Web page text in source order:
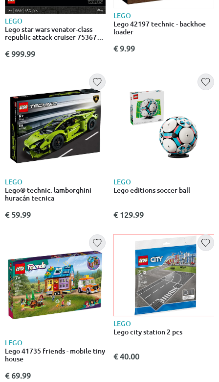
LEGO
Lego star wars venator-class
republic attack cruiser 75367
€ 999.99
LEGO
Lego 42197 technic - backhoe
loader
€ 9.99
LEGO
Lego® technic: lamborghini
huracán tecnica
€ 59.99
LEGO
Lego editions soccer ball
€ 129.99
LEGO
Lego 41735 friends - mobile tiny
house
€ 69.99
LEGO
Lego city station 2 pcs
€ 40.00